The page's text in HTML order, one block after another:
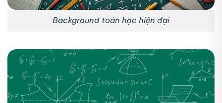
Background toán học hiện đại